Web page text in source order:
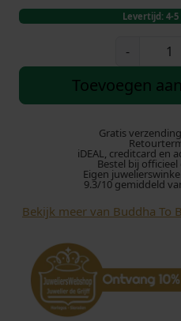
Levertijd: 4-
-
d
a
t
o
B
d
a
5
Toevoegen
Gratis
iDEAL, creditcard en
Bestel bij
Eigen
9.3/10 gemiddeld
Bekijk meer van Buddha To